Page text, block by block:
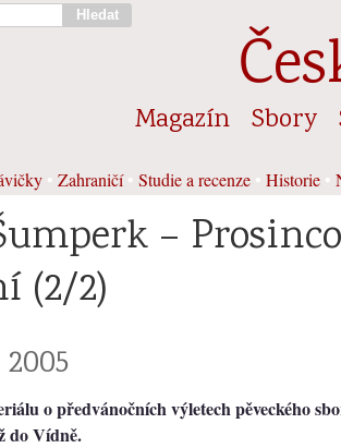
Hledat
Magazín Sbory
Zahraničí• Studie a recenze Historie
–
(2/2)
2005
o předvánočních výletech pěveckého
do Vídně.